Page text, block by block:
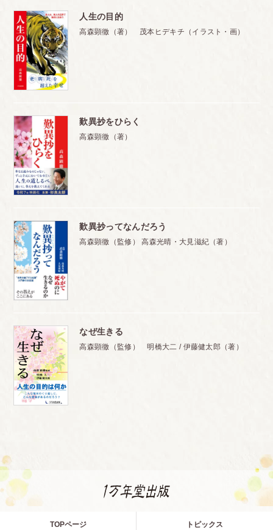
人生の目的
高森顕徹（著） 茂本ヒデキチ（イラスト・画）
歎異抄をひらく
高森顕徹（著）
歎異抄ってなんだろう
高森顕徹（監修） 高森光晴・大見滋紀（著）
なぜ生きる
高森顕徹（監修） 明橋大二 / 伊藤健太郎（著）
TOPページ トピックス